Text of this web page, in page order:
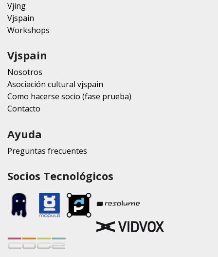
Vjing
Vjspain
Workshops
Vjspain
Nosotros
Asociación cultural vjspain
Como hacerse socio (fase prueba)
Contacto
Ayuda
Preguntas frecuentes
Socios Tecnológicos